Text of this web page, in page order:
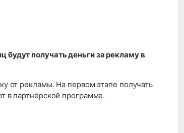
будут получать деньги за рекламу в
от рекламы. На первом этапе получать
в партнёрской программе.